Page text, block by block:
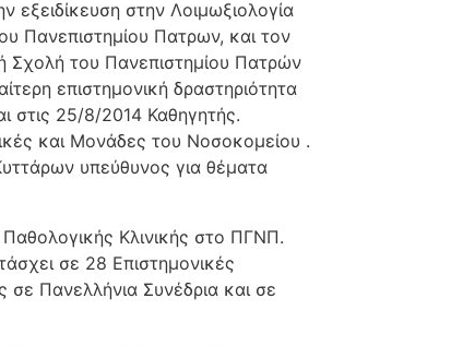
στην Λοιμωξιολογία
Πανεπιστημίου Πατρων, και τον
Σχολή του Πανεπιστημίου Πατρών
επιστημονική δραστηριότητα
στις 25/8/2014 Καθηγητής.
και Μονάδες του Νοσοκομείου .
υπεύθυνος για θέματα
Κλινικής στο ΠΓΝΠ.
σε 28 Επιστημονικές
σε Πανελλήνια Συνέδρια και σε